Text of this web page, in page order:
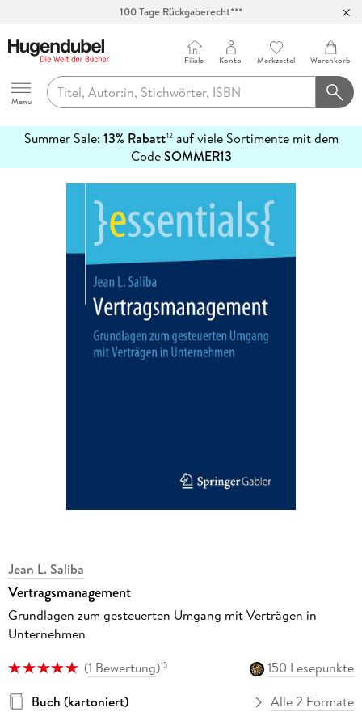
100 Tage Rückgaberecht***
Hugendubel
Menu
Filiale Konto Merkzettel Warenkorb
Summer Sale: 13% Rabatt12auf viele Sortimente mit dem
CodeSOMMER13
erfahren
Jean L. Saliba
Vertragsmanagement
Grundlagen zum gesteuerten Umgang mit Verträgen in
Unternehmen
(1 Bewertung)15
150 Lesepunkte
Buch (kartoniert)
Alle 2 Formate